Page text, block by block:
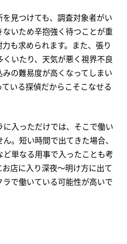
見つけても、調査対象者がい
いため辛抱強く待つことが重
も求められます。また、張り
いたり、天気が悪く視界不良
の難易度が高くなってしまい
いる探偵だからこそこなせる
入っただけでは、そこで働い
。短い時間で出てきた場合、
単なる用事で入ったことも考
店に入り深夜～明け方に出て
で働いている可能性が高いで